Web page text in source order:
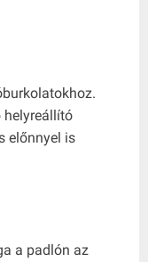
helyreállító
előnnyel is
a padlón az